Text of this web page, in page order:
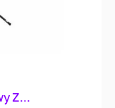
Z...